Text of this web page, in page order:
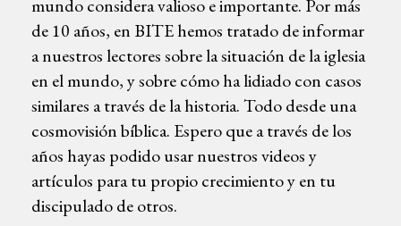
mundo considera valioso e importante. Por más
de 10 años, en BITE hemos tratado de informar
a nuestros lectores sobre la situación de la iglesia
en el mundo, y sobre cómo ha lidiado con casos
similares a través de la historia. Todo desde una
cosmovisión bíblica. Espero que a través de los
años hayas podido usar nuestros videos y
artículos para tu propio crecimiento y en tu
discipulado de otros.